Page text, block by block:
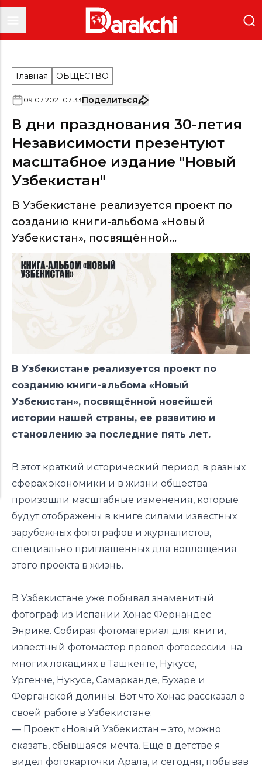
Главная ОБЩЕСТВО
09.07.2021 07:33Поделиться
В дни празднования 30-летия
Независимости презентуют
масштабное издание "Новый
Узбекистан"
В Узбекистане реализуется проект по
созданию книги-альбома «Новый
Узбекистан», посвящённой...
В Узбекистане реализуется проект по
созданию книги-альбома «Новый
Узбекистан», посвящённой новейшей
истории нашей страны, ее развитию и
становлению за последние пять лет.
В этот краткий исторический период в разных
сферах экономики и в жизни общества
произошли масштабные изменения, которые
будут отображены в книге силами известных
зарубежных фотографов и журналистов,
специально приглашенных для воплощения
этого проекта в жизнь.
В Узбекистане уже побывал знаменитый
фотограф из Испании Хонас Фернандес
Энрике. Собирая фотоматериал для книги,
известный фотомастер провел фотосессии на
многих локациях в Ташкенте, Нукусе,
Ургенче, Нукусе, Самарканде, Бухаре и
Ферганской долины. Вот что Хонас рассказал о
своей работе в Узбекистане:
— Проект «Новый Узбекистан – это, можно
сказать, сбывшаяся мечта. Еще в детстве я
видел фотокарточки Арала, и сегодня, побывав